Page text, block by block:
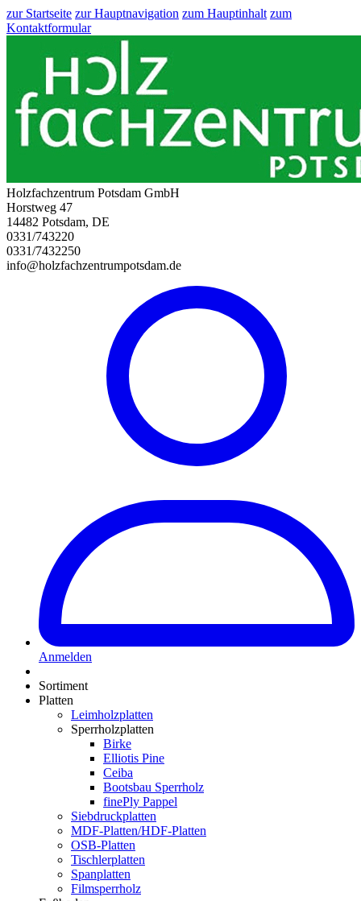
zur Startseite zur Hauptnavigation zum Hauptinhalt zum
Kontaktformular
Holzfachzentrum Potsdam GmbH
Horstweg 47
14482 Potsdam, DE
0331/743220
0331/7432250
info@holzfachzentrumpotsdam.de
Anmelden
Sortiment
Platten
Leimholzplatten
Sperrholzplatten
Birke
Elliotis Pine
Ceiba
Bootsbau Sperrholz
finePly Pappel
Siebdruckplatten
MDF-Platten/HDF-Platten
OSB-Platten
Tischlerplatten
Spanplatten
Filmsperrholz